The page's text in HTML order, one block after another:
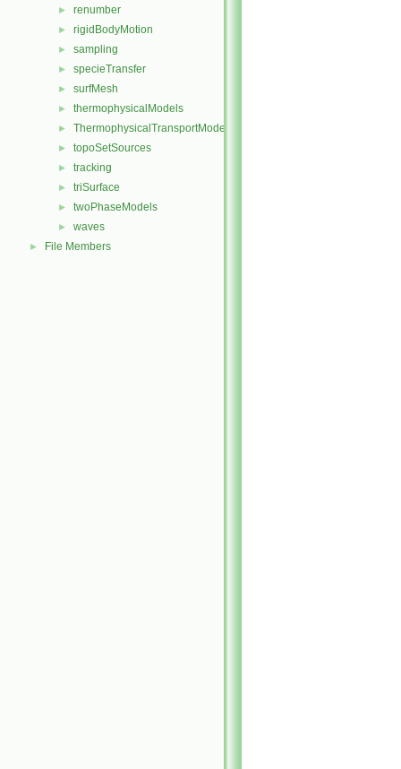
► renumber
► rigidBodyMotion
► sampling
► specieTransfer
► surfMesh
► thermophysicalModels
► ThermophysicalTransportModels
► topoSetSources
► tracking
► triSurface
► twoPhaseModels
► waves
► File Members